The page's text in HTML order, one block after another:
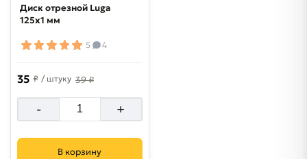
Диск отрезной Luga
125х1 мм
5 4
35 ₽ / штуку 39 ₽
- +
В корзину